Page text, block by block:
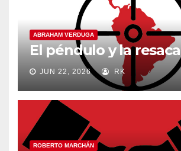
ABRAHAM VERDUGA
El péndulo y la resaca
JUN 22, 2026 RK
ROBERTO MARCHÁN